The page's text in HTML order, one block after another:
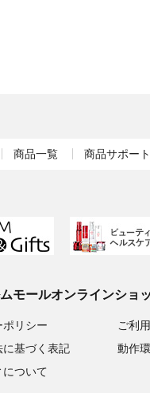
商品一覧 商品サポート
モールオンラインショ
ポリシー
基づく表記
ご利
動作
について